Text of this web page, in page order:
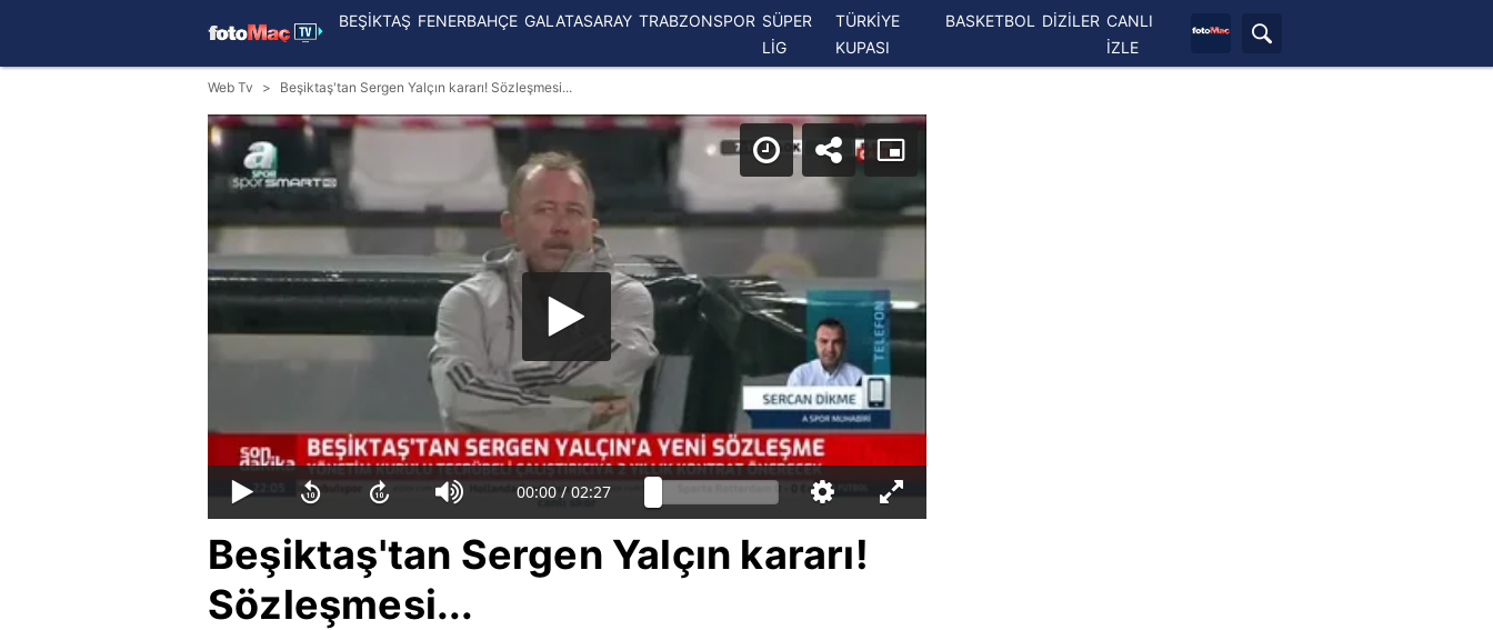
BEŞİKTAŞ FENERBAHÇE GALATASARAY TRABZONSPOR SÜPER
LİG
TÜRKİYE
KUPASI
BASKETBOL DİZİLER CANLI
İZLE
Web Tv Beşiktaş'tan Sergen Yalçın kararı! Sözleşmesi...
00:00 / 02:27
Beşiktaş'tan Sergen Yalçın kararı!
Sözleşmesi...